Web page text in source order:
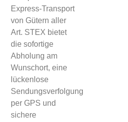
Express-Transport
von Gütern aller
Art. STEX bietet
die sofortige
Abholung am
Wunschort, eine
lückenlose
Sendungsverfolgung
per GPS und
sichere